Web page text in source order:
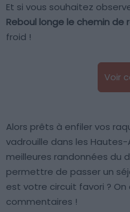
Et si vous souhaitez
Reboul longe le chemin de
froid !
Voir
Alors prêts à enfiler vos
vadrouille dans les
meilleures randonnées du
permettre de passer un
est votre circuit favori ?
commentaires !